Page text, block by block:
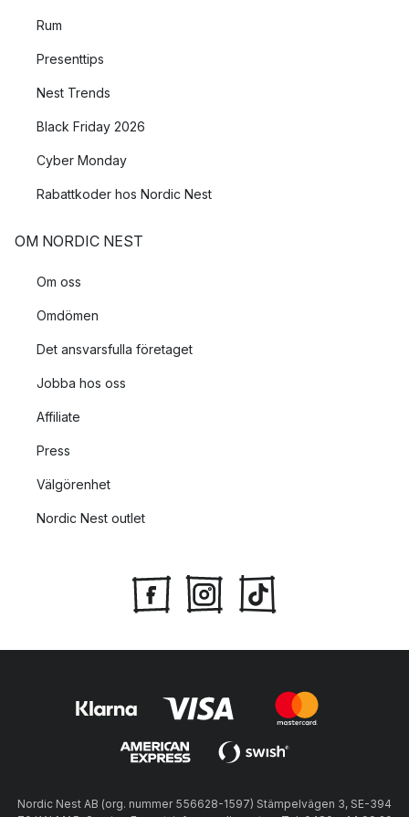
Rum
Presenttips
Nest Trends
Black Friday 2026
Cyber Monday
Rabattkoder hos Nordic Nest
OM NORDIC NEST
Om oss
Omdömen
Det ansvarsfulla företaget
Jobba hos oss
Affiliate
Press
Välgörenhet
Nordic Nest outlet
Nordic Nest AB (org. nummer 556628-1597) Stämpelvägen 3, SE-394